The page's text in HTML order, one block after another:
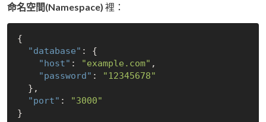
命名空間(Namespace) 裡：
{
"database" : {
"host" : "example.com" ,
"password" :
"12345678"
"port" :
"3000"